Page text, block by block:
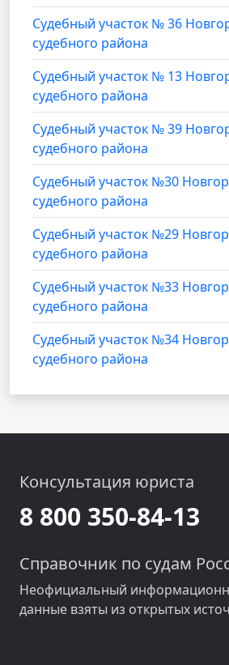
Судебный участок № 36
судебного района
Судебный участок № 13
судебного района
Судебный участок № 39
судебного района
Судебный участок №30
судебного района
Судебный участок №29
судебного района
Судебный участок №33
судебного района
Судебный участок №34
судебного района
Консультация юриста
8 800 350-84-13
Справочник по судам
Неофициальный
данные взяты из открытых